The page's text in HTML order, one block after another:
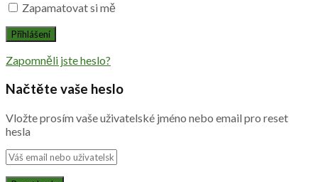
Zapamatovat si mě
Zapomněli jste heslo?
Načtěte vaše heslo
Vložte prosím vaše uživatelské jméno nebo email pro reset
hesla